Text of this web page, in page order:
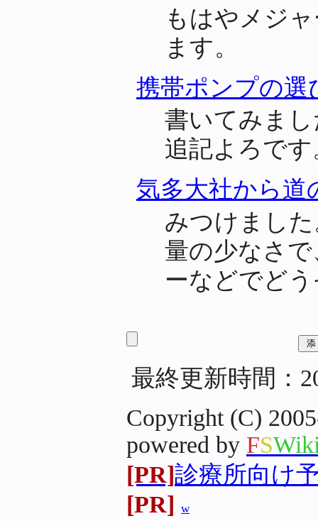
もはやメジ
ます。
携帯ポンプの選
書いてみま
追記よろです
気多大社から道
みつけまし
量の少なさ
ーなどでど
最終更新時間：
Copyright (C)
powered by FS
[PR]診療所向け
[PR] w